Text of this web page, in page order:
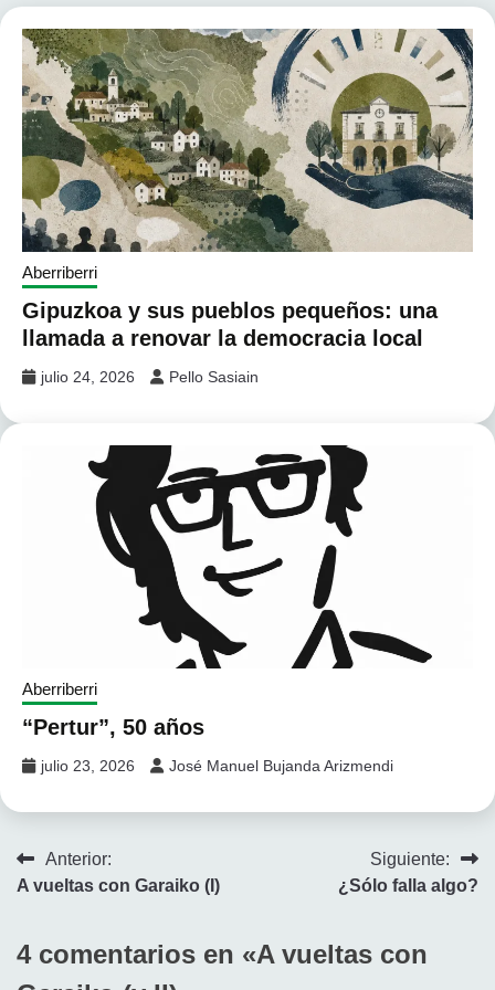
Aberriberri
Gipuzkoa y sus pueblos pequeños: una
llamada a renovar la democracia local
julio 24, 2026 Pello Sasiain
Aberriberri
“Pertur”, 50 años
julio 23, 2026 José Manuel Bujanda Arizmendi
Navegación
entradas
Anterior:
A vueltas con Garaiko (I)
Siguiente:
¿Sólo falla algo?
4 comentarios en «A vueltas con